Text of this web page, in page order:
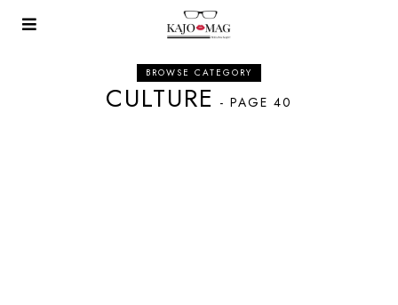
BROWSE CATEGORY
CULTURE - PAGE 40